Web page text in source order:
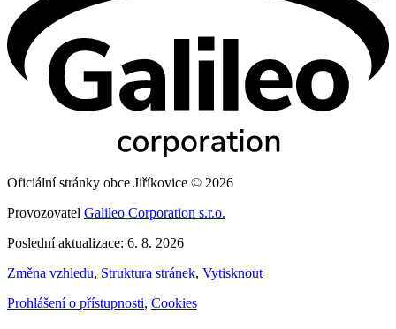
Oficiální stránky obce Jiříkovice © 2026
Provozovatel Galileo Corporation s.r.o.
Poslední aktualizace: 6. 8. 2026
Změna vzhledu, Struktura stránek, Vytisknout
Prohlášení o přístupnosti, Cookies